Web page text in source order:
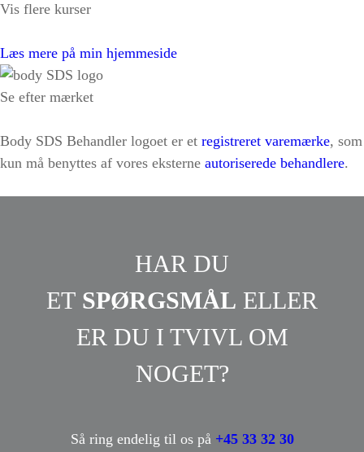
Vis flere kurser
Læs mere på min hjemmeside
Se efter mærket
Body SDS Behandler logoet er et registreret varemærke, som
kun må benyttes af vores eksterne autoriserede behandlere.
HAR DU
ET SPØRGSMÅL ELLER
ER DU I TVIVL OM
NOGET?
Så ring endelig til os på +45 33 32 30